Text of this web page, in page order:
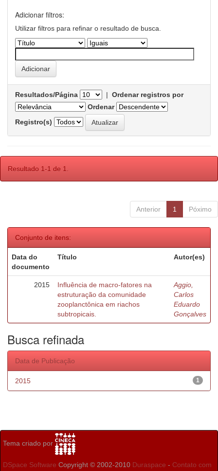
Adicionar filtros:
Utilizar filtros para refinar o resultado de busca.
Resultados/Página | Ordenar registros por
Ordenar
Registro(s)
Resultado 1-1 de 1.
Anterior 1 Póximo
Conjunto de itens:
Data do
documento
Título Autor(es)
2015
Influência de macro-fatores na
estruturação da comunidade
zooplanctônica em riachos
subtropicais.
Aggio,
Carlos
Eduardo
Gonçalves
Busca refinada
Data de Publicação
1
2015
Tema criado por
DSpace Software Copyright © 2002-2010 Duraspace - Contato com